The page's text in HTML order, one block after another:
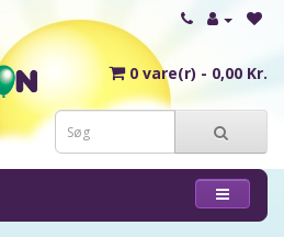
0 vare(r) - 0,00 Kr.